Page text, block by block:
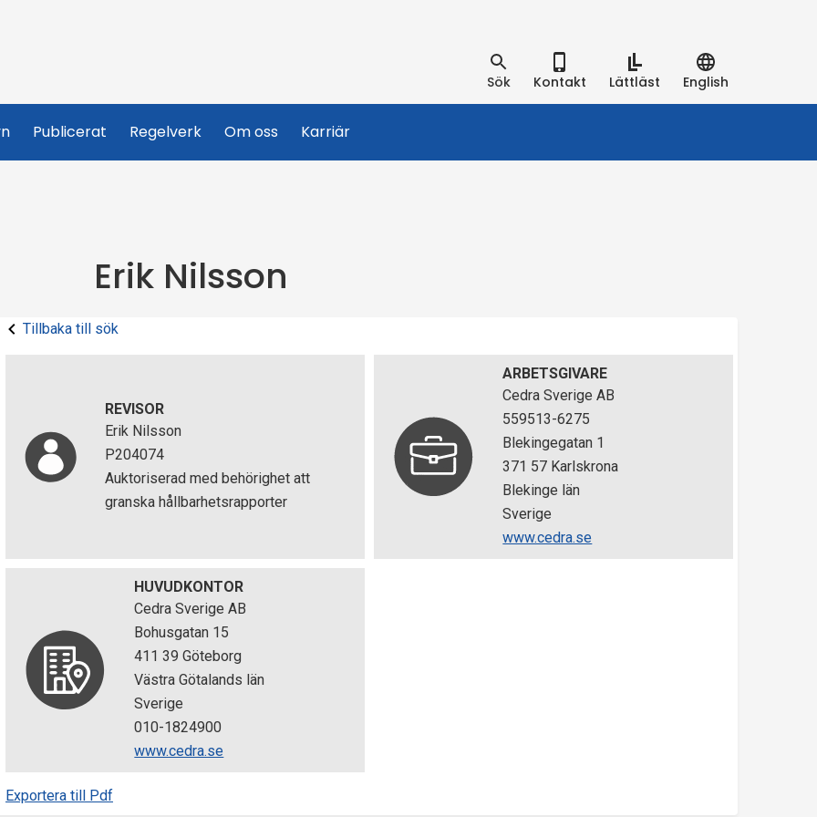
Sök Kontakt Lättläst English
Publicerat Regelverk Om oss Karriär
Erik Nilsson
Tillbaka till sök
REVISOR
Erik Nilsson
P204074
Auktoriserad med behörighet att
granska hållbarhetsrapporter
ARBETSGIVARE
Cedra Sverige AB
559513-6275
Blekingegatan 1
371 57 Karlskrona
Blekinge län
Sverige
www.cedra.se
HUVUDKONTOR
Cedra Sverige AB
Bohusgatan 15
411 39 Göteborg
Västra Götalands län
Sverige
010-1824900
www.cedra.se
Exportera till Pdf